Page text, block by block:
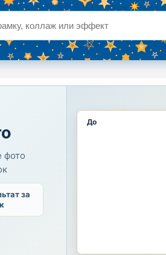
фото
за
До